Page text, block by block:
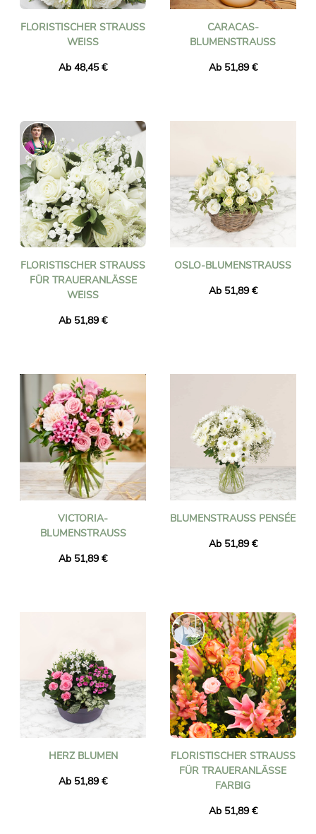
FLORISTISCHER STRAUSS W
EISS
Ab 48,45 €
CARACAS-
BLUMENSTRAUSS
Ab 51,89 €
FLORISTISCHER STRAUSS F
ÜR TRAUERANLÄSSE W
EISS
Ab 51,89 €
OSLO-BLUMENSTRAUSS
Ab 51,89 €
VICTORIA-
BLUMENSTRAUSS
Ab 51,89 €
BLUMENSTRAUSS PENSÉE
Ab 51,89 €
HERZ BLUMEN
Ab 51,89 €
FLORISTISCHER STRAUSS F
ÜR TRAUERANLÄSSE F
ARBIG
Ab 51,89 €